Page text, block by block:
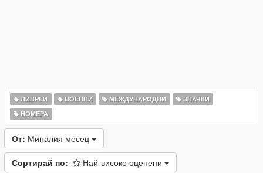
ЛИВРЕИ ВОЕННИ МЕЖДУНАРОДНИ
ЗНАЧКИ
НОМЕРА
От: Миналия месец
Сортирай по: Най-високо оценени